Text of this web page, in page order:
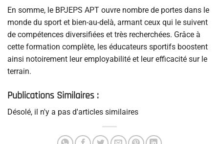
En somme, le BPJEPS APT ouvre nombre de portes dans le
monde du sport et bien-au-delà, armant ceux qui le suivent
de compétences diversifiées et très recherchées. Grâce à
cette formation complète, les éducateurs sportifs boostent
ainsi notoirement leur employabilité et leur efficacité sur le
terrain.
Publications Similaires :
Désolé, il n'y a pas d'articles similaires